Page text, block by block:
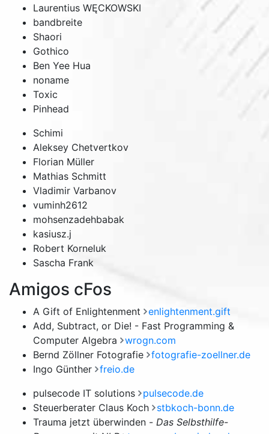
Laurentius WĘCKOWSKI
bandbreite
Shaori
Gothico
Ben Yee Hua
noname
Toxic
Pinhead
Schimi
Aleksey Chetvertkov
Florian Müller
Mathias Schmitt
Vladimir Varbanov
vuminh2612
mohsenzadehbabak
kasiusz.j
Robert Korneluk
Sascha Frank
Amigos cFos
A Gift of Enlightenment
enlightenment.gift
Add, Subtract, or Die! - Fast Programming &
Computer Algebra
wrogn.com
Bernd Zöllner Fotografie
fotografie-zoellner.de
Ingo Günther
freio.de
pulsecode IT solutions
pulsecode.de
Steuerberater Claus Koch
stbkoch-bonn.de
Trauma jetzt überwinden - Das Selbsthilfe-